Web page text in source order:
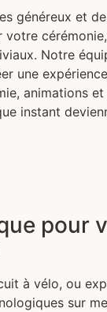
généreux et
votre
Notre
une
animations
instant
pour
à vélo, ou
sur